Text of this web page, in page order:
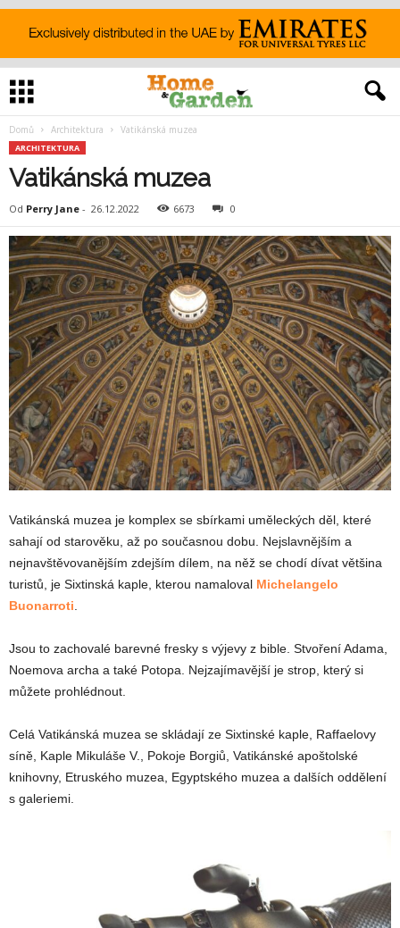
Domů Architektura Vatikánská muzea
ARCHITEKTURA
Vatikánská muzea
Od Perry Jane - 26.12.2022 6673 0
Vatikánská muzea je komplex se sbírkami uměleckých děl, které
sahají od starověku, až po současnou dobu. Nejslavnějším a
nejnavštěvovanějším zdejším dílem, na něž se chodí dívat většina
turistů, je Sixtinská kaple, kterou namaloval Michelangelo
Buonarroti.
Jsou to zachovalé barevné fresky s výjevy z bible. Stvoření Adama,
Noemova archa a také Potopa. Nejzajímavější je strop, který si
můžete prohlédnout.
Celá Vatikánská muzea se skládají ze Sixtinské kaple, Raffaelovy
síně, Kaple Mikuláše V., Pokoje Borgiů, Vatikánské apoštolské
knihovny, Etruského muzea, Egyptského muzea a dalších oddělení
s galeriemi.